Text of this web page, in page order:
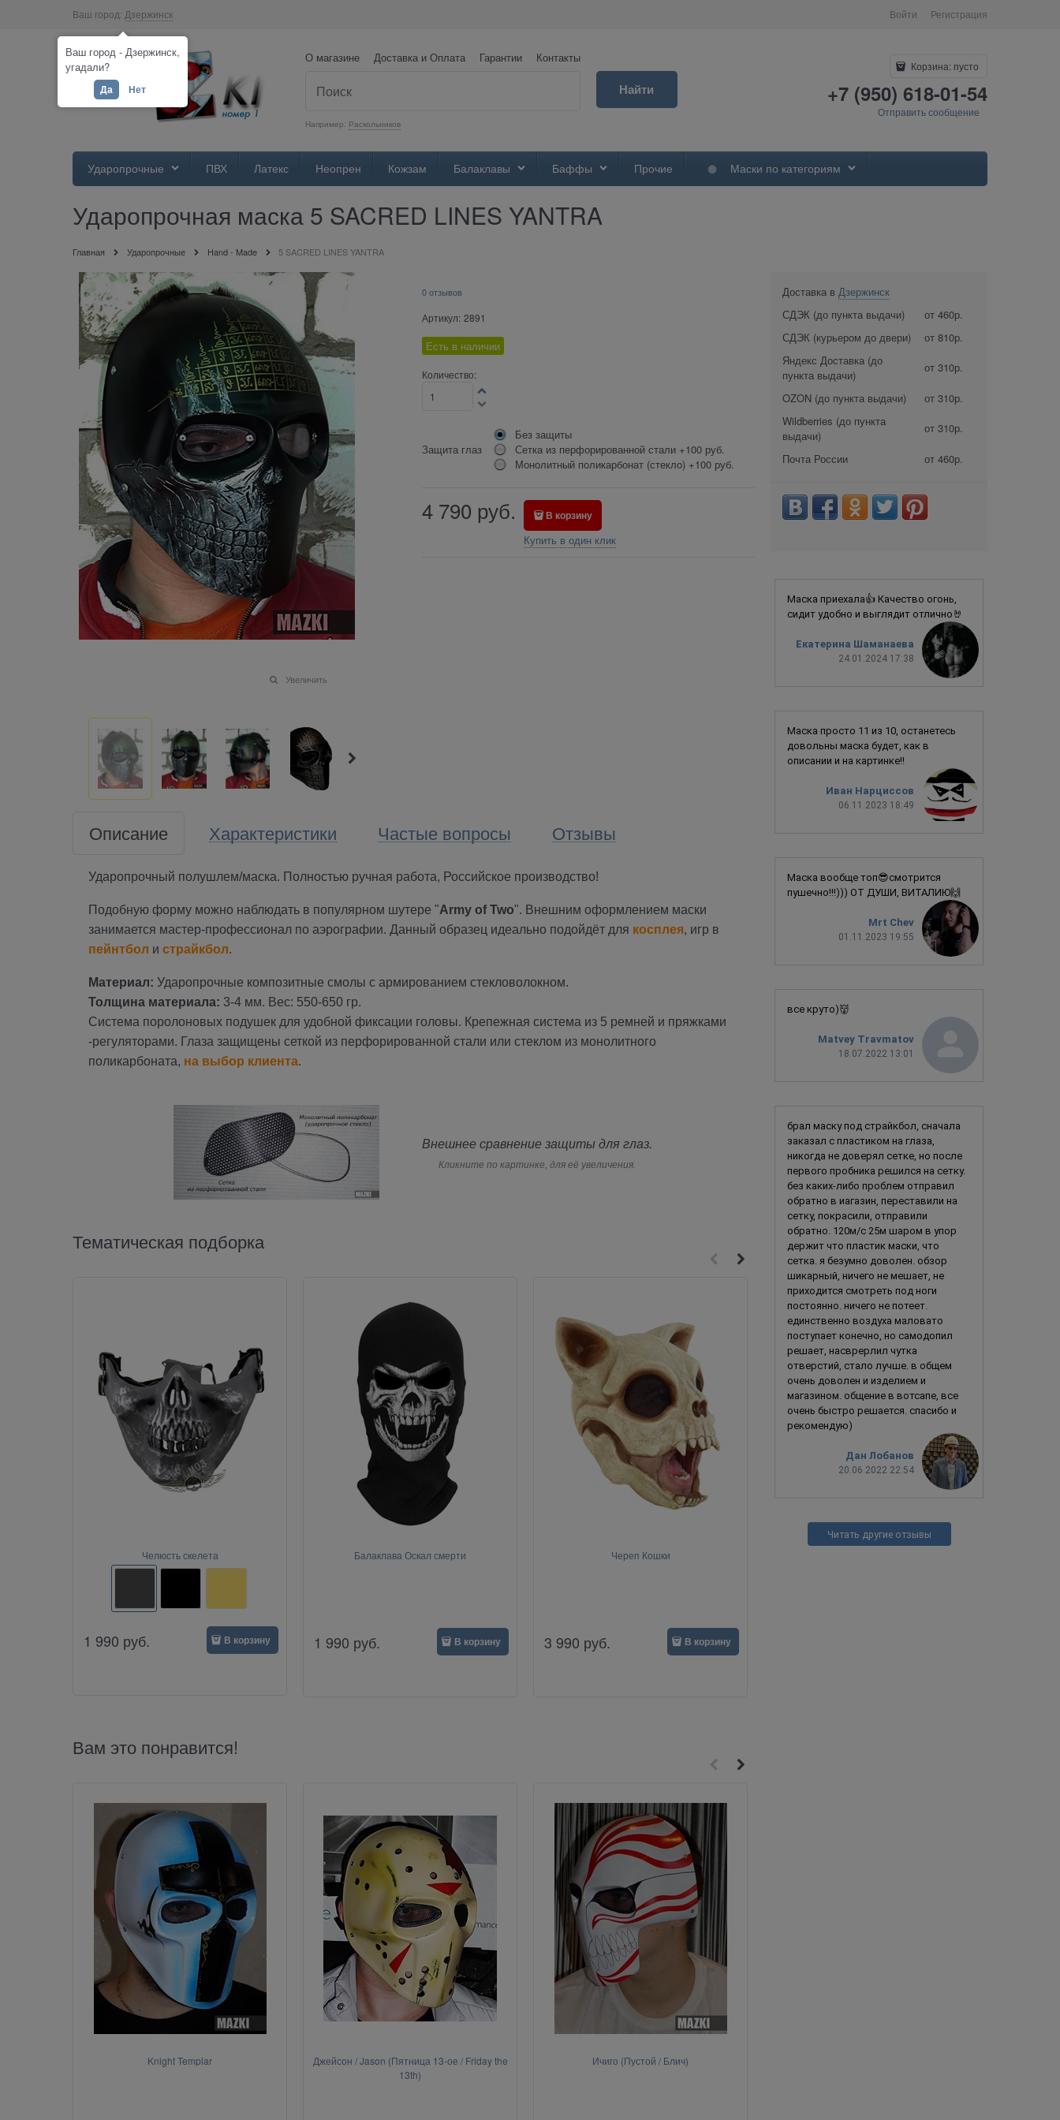
Ваш город: Дзержинск Войти Регистрация
О магазине Доставка и Оплата Гарантии Контакты
Например: Раскольников
Найти
Корзина: пусто
+7 (950) 618-01-54
Отправить сообщение
Ударопрочные ПВХ Латекс Неопрен Кожзам Балаклавы Баффы Прочие Маски по категориям
Ударопрочная маска 5 SACRED LINES YANTRA
Главная Ударопрочные Hand - Made 5 SACRED LINES YANTRA
Увеличить
0 отзывов
Артикул: 2891
Есть в наличии
Количество:
Защита глаз
Без защиты
Сетка из перфорированной стали +100 руб.
Монолитный поликарбонат (стекло) +100 руб.
4 790 руб. В корзину
Купить в один клик
Описание Характеристики Частые вопросы Отзывы
Ударопрочный полушлем/маска. Полностью ручная работа, Российское производство!
Подобную форму можно наблюдать в популярном шутере "Army of Two". Внешним оформлением маски
занимается мастер-профессионал по аэрографии. Данный образец идеально подойдёт для косплея, игр в
пейнтбол и страйкбол.
Материал: Ударопрочные композитные смолы с армированием стекловолокном.
Толщина материала: 3-4 мм. Вес: 550-650 гр.
Система поролоновых подушек для удобной фиксации головы. Крепежная система из 5 ремней и пряжками
-регуляторами. Глаза защищены сеткой из перфорированной стали или стеклом из монолитного
поликарбоната, на выбор клиента.
Внешнее сравнение защиты для глаз.
Кликните по картинке, для её увеличения.
Тематическая подборка
Челюсть скелета
1 990 руб. В корзину
Балаклава Оскал смерти
1 990 руб. В корзину
Череп Кошки
3 990 руб. В корзину
Вам это понравится!
Knight Templar
Джейсон / Jason (Пятница 13-ое / Friday the
13th)
Ичиго (Пустой / Блич)
Доставка в Дзержинск
СДЭК (до пункта выдачи)
от 460р.
СДЭК (курьером до двери)
от 810р.
Яндекс Доставка (до
пункта выдачи)
от 310р.
OZON (до пункта выдачи)
от 310р.
Wildberries (до пункта
выдачи)
от 310р.
Почта России от 460р.
Екатерина Шаманаева
24.01.2024 17:38
Маска приехала👍 Качество огонь,
сидит удобно и выглядит отлично🤘
Иван Нарциссов
06.11.2023 18:49
Маска просто 11 из 10, останетесь
довольны маска будет, как в
описании и на картинке!!
Mrt Chev
01.11.2023 19:55
Маска вообще топ😎смотрится
пушечно!!!))) ОТ ДУШИ, ВИТАЛИЮ🙌
Matvey Travmatov
18.07.2022 13:01
все круто)👹
Дан Лобанов
20.06.2022 22:54
брал маску под страйкбол, сначала
заказал с пластиком на глаза,
никогда не доверял сетке, но после
первого пробника решился на сетку.
без каких-либо проблем отправил
обратно в иагазин, переставили на
сетку, покрасили, отправили
обратно. 120м/с 25м шаром в упор
держит что пластик маски, что
сетка. я безумно доволен. обзор
шикарный, ничего не мешает, не
приходится смотреть под ноги
постоянно. ничего не потеет.
единственно воздуха маловато
поступает конечно, но самодопил
решает, насврерлил чутка
отверстий, стало лучше. в общем
очень доволен и изделием и
магазином. общение в вотсапе, все
очень быстро решается. спасибо и
рекомендую)
Читать другие отзывы
Ваш город - Дзержинск,
угадали?
Да Нет